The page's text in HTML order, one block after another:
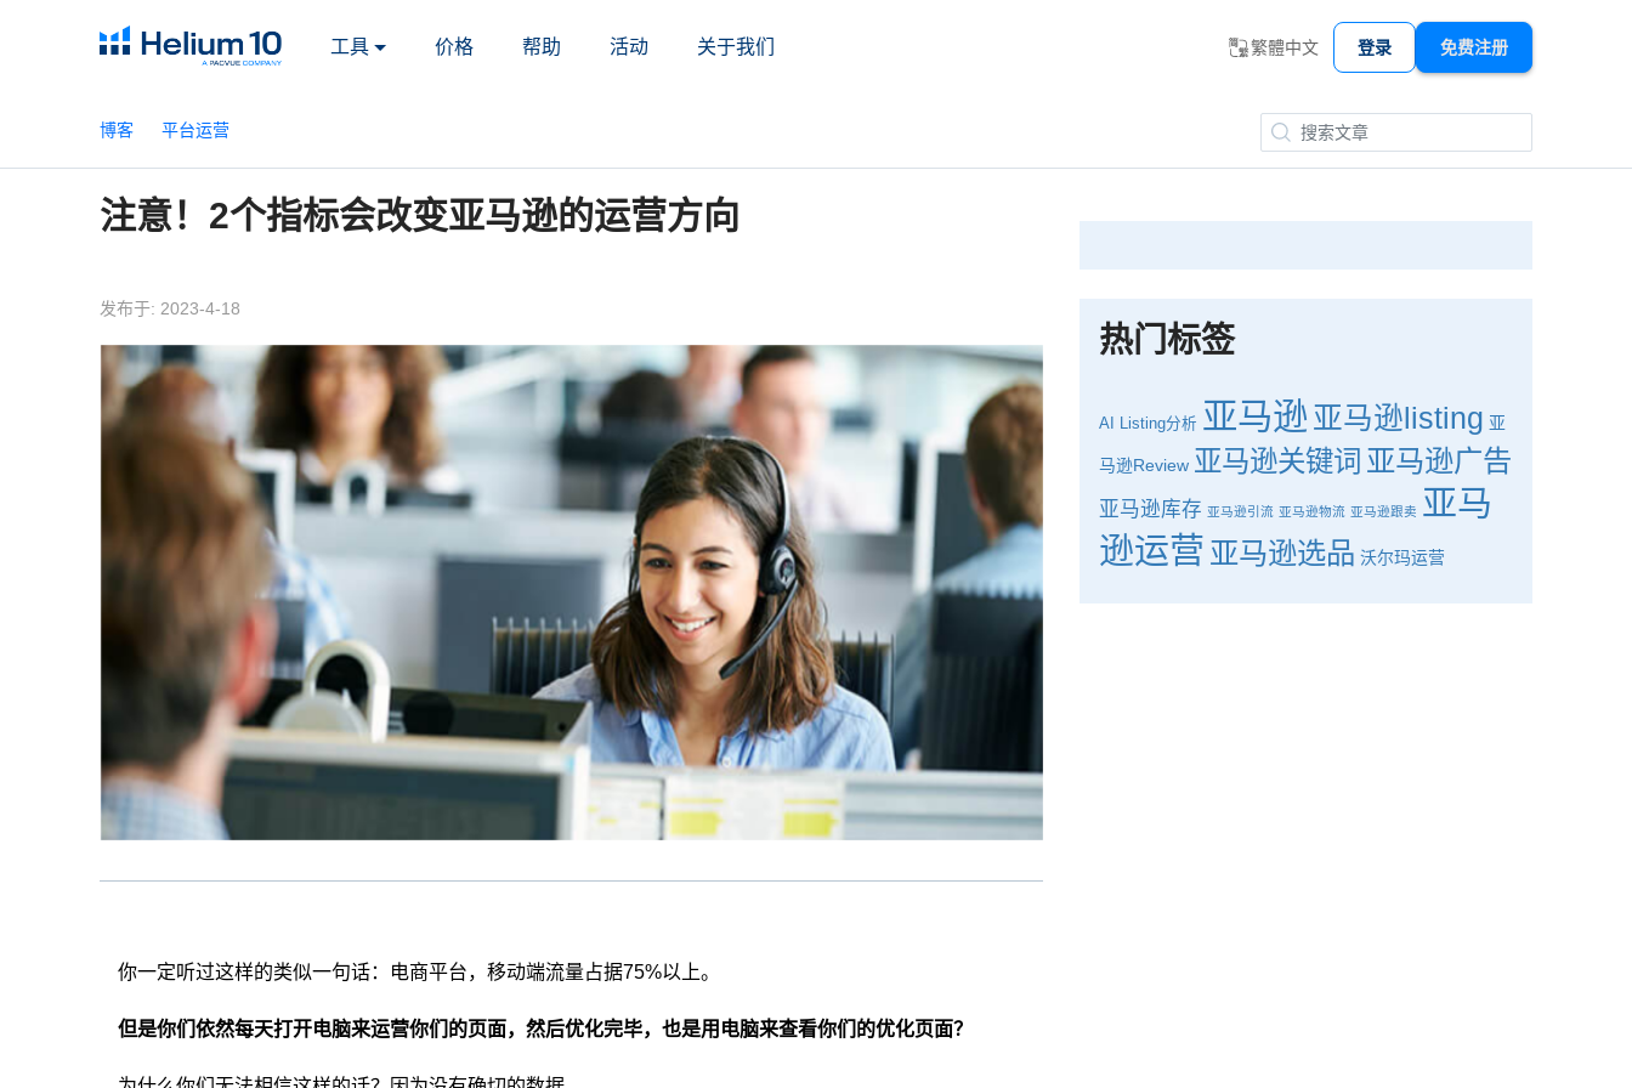
工具 价格 帮助 活动 关于我们 繁體中文 登录 免费注册
博客 平台运营
注意！2个指标会改变亚马逊的运营方向
发布于: 2023-4-18
你一定听过这样的类似一句话：电商平台，移动端流量占据75%以上。
但是你们依然每天打开电脑来运营你们的页面，然后优化完毕，也是用电脑来查看你们的优化页面？
热门标签
AI Listing分析 亚马逊 亚马逊listing 亚
马逊Review 亚马逊关键词 亚马逊广告
亚马逊库存 亚马逊引流 亚马逊物流 亚马逊跟卖 亚马
逊运营 亚马逊选品 沃尔玛运营